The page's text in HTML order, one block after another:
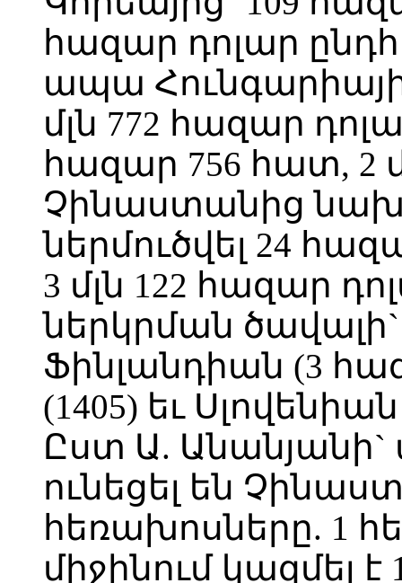
հազար դոլար
ապա
մլն 772 հազար
հազար 756 հատ, 2
Չինաստանից
ներմուծվել 24
3 մլն 122 հազար
ներկրման
Ֆինլանդիան (3
(1405) եւ Սլովենիան
Ըստ Ա.
ունեցել են
հեռախոսները. 1
միջինում կազմել է